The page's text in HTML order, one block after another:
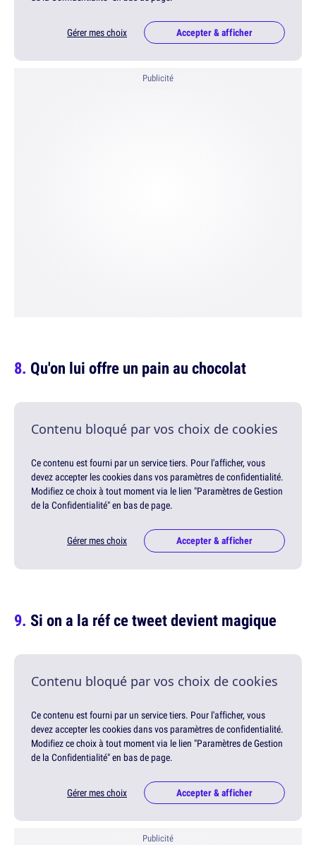
Gérer mes choix Accepter & afficher
Publicité
Qu'on lui offre un pain au chocolat
Contenu bloqué par vos choix de cookies
Ce contenu est fourni par un service tiers. Pour l'afficher, vous
devez accepter les cookies dans vos paramètres de confidentialité.
Modifiez ce choix à tout moment via le lien "Paramètres de Gestion
de la Confidentialité" en bas de page.
Gérer mes choix Accepter & afficher
Si on a la réf ce tweet devient magique
Contenu bloqué par vos choix de cookies
Ce contenu est fourni par un service tiers. Pour l'afficher, vous
devez accepter les cookies dans vos paramètres de confidentialité.
Modifiez ce choix à tout moment via le lien "Paramètres de Gestion
de la Confidentialité" en bas de page.
Gérer mes choix Accepter & afficher
Publicité